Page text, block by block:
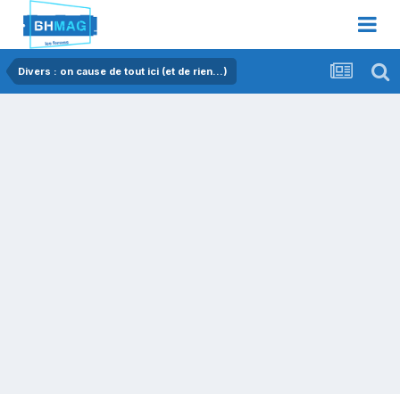
Divers : on cause de tout ici (et de rien...)